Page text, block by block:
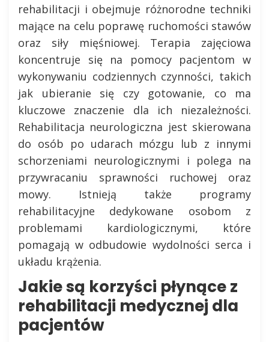
rehabilitacji i obejmuje różnorodne techniki
mające na celu poprawę ruchomości stawów
oraz siły mięśniowej. Terapia zajęciowa
koncentruje się na pomocy pacjentom w
wykonywaniu codziennych czynności, takich
jak ubieranie się czy gotowanie, co ma
kluczowe znaczenie dla ich niezależności.
Rehabilitacja neurologiczna jest skierowana
do osób po udarach mózgu lub z innymi
schorzeniami neurologicznymi i polega na
przywracaniu sprawności ruchowej oraz
mowy. Istnieją także programy
rehabilitacyjne dedykowane osobom z
problemami kardiologicznymi, które
pomagają w odbudowie wydolności serca i
układu krążenia.
Jakie są korzyści płynące z
rehabilitacji medycznej dla
pacjentów